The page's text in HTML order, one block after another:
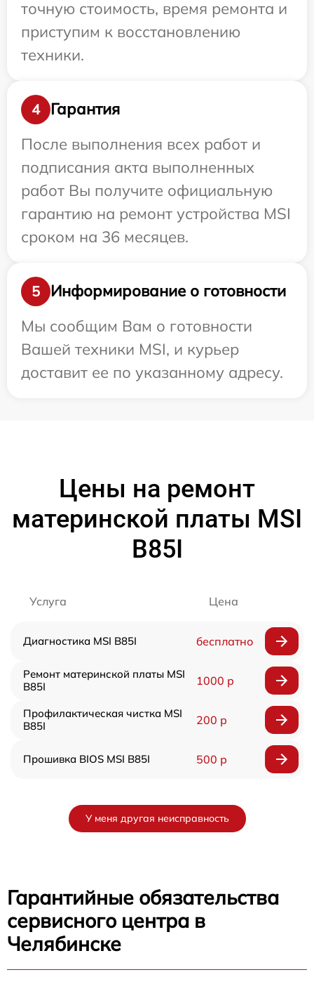
точную стоимость, время ремонта и
приступим к восстановлению
техники.
4
Гарантия
После выполнения всех работ и
подписания акта выполненных
работ Вы получите официальную
гарантию на ремонт устройства MSI
сроком на 36 месяцев.
5
Информирование о готовности
Мы сообщим Вам о готовности
Вашей техники MSI, и курьер
доставит ее по указанному адресу.
Цены на ремонт
материнской платы MSI
B85I
Услуга Цена
Диагностика MSI B85I бесплатно
Ремонт материнской платы MSI
B85I
1000 р
Профилактическая чистка MSI
B85I
200 р
Прошивка BIOS MSI B85I 500 р
У меня другая неисправность
Гарантийные обязательства
сервисного центра в
Челябинске